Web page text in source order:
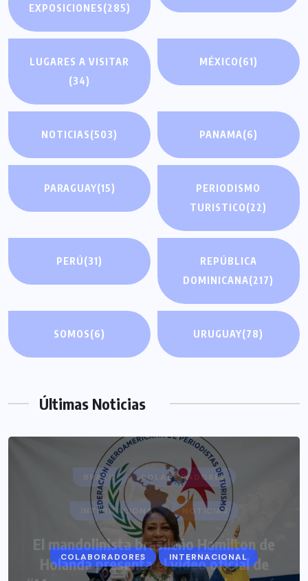
EXPOSICIONES(285)
LUGARES A VISITAR
(34)
MÉXICO(61)
NOTICIAS(503) PANAMA(6)
PARAGUAY(15)
PERIODISMO
TURISTICO(22)
PERÚ(31)
REPÚBLICA
DOMINICANA(217)
SOMOS(6) URUGUAY(78)
Últimas Noticias
COLABORADORES INTERNACIONAL